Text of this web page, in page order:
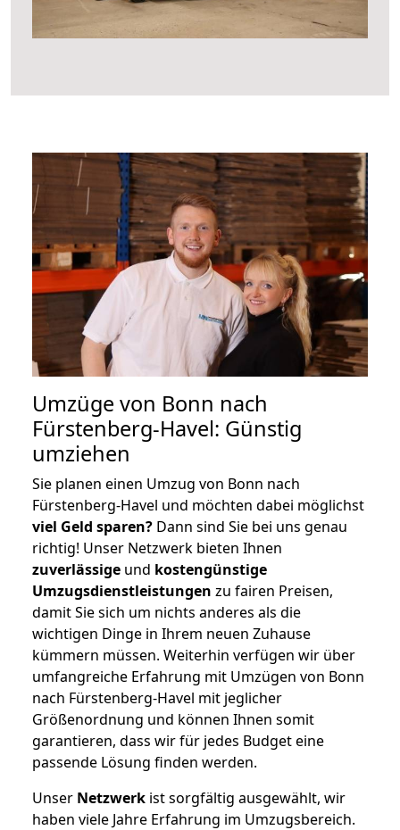
Umzüge von Bonn nach
Fürstenberg-Havel: Günstig
umziehen
Sie planen einen Umzug von Bonn nach
Fürstenberg-Havel und möchten dabei möglichst
viel Geld sparen? Dann sind Sie bei uns genau
richtig! Unser Netzwerk bieten Ihnen
zuverlässige und kostengünstige
Umzugsdienstleistungen zu fairen Preisen,
damit Sie sich um nichts anderes als die
wichtigen Dinge in Ihrem neuen Zuhause
kümmern müssen. Weiterhin verfügen wir über
umfangreiche Erfahrung mit Umzügen von Bonn
nach Fürstenberg-Havel mit jeglicher
Größenordnung und können Ihnen somit
garantieren, dass wir für jedes Budget eine
passende Lösung finden werden.
Unser Netzwerk ist sorgfältig ausgewählt, wir
haben viele Jahre Erfahrung im Umzugsbereich.